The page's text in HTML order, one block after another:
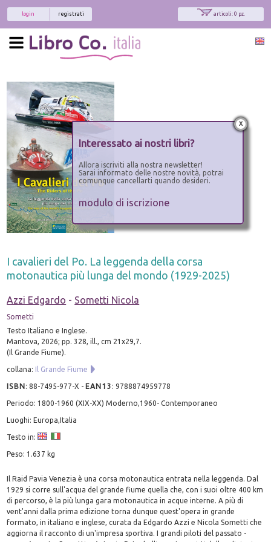
articoli: 0 pz.
registrati
login
I cavalieri del Po. La leggenda della corsa
motonautica più lunga del mondo (1929-2025)
Azzi Edgardo - Sometti Nicola
Sometti
Testo Italiano e Inglese.
Mantova, 2026; pp. 328, ill., cm 21x29,7.
(Il Grande Fiume).
collana: Il Grande Fiume
ISBN:88-7495-977-X - EAN13 :9788874959778
Periodo: 1800-1960 (XIX-XX) Moderno,1960- Contemporaneo
Luoghi: Europa,Italia
Testo in:
Peso: 1.637 kg
Il Raid Pavia Venezia è una corsa motonautica entrata nella leggenda. Dal
1929 si corre sull'acqua del grande fiume quella che, con i suoi oltre 400 km
di percorso, è la più lunga gara motonautica in acque interne. A più di
vent'anni dalla prima edizione torna dunque quest'opera in grande
formato, in italiano e inglese, curata da Edgardo Azzi e Nicola Sometti che
aggiorna il racconto di un'impresa sportiva. I grandi piloti del passato -
x
Interessato ai nostri libri?
Allora iscriviti alla nostra newsletter!
Sarai informato delle nostre novità, potrai
comunque cancellarti quando desideri.
modulo di iscrizione